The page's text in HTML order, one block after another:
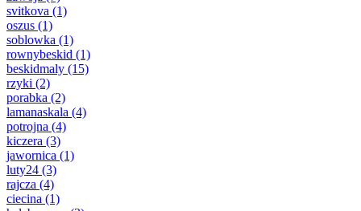
svitkova (1)
oszus (1)
soblowka (1)
rownybeskid (1)
beskidmaly (15)
rzyki (2)
porabka (2)
lamanaskala (4)
potrojna (4)
kiczera (3)
jawornica (1)
luty24 (3)
rajcza (4)
ciecina (1)